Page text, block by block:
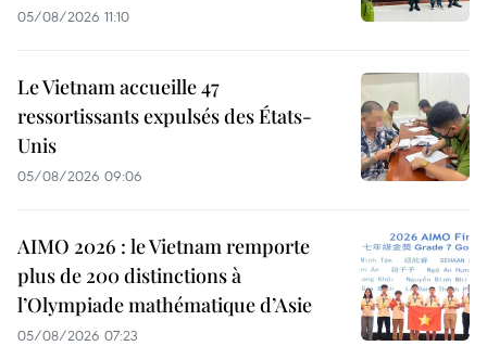
05/08/2026 11:10
Le Vietnam accueille 47
ressortissants expulsés des États-
Unis
05/08/2026 09:06
AIMO 2026 : le Vietnam remporte
plus de 200 distinctions à
l’Olympiade mathématique d’Asie
05/08/2026 07:23